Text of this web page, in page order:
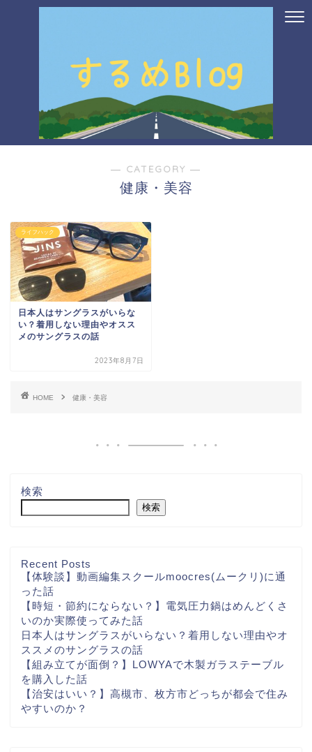
― CATEGORY ―
健康・美容
ライフハック
日本人はサングラスがいらな
い？着用しない理由やオスス
メのサングラスの話
2023年8月7日
HOME 健康・美容
検索
検索
Recent Posts
【体験談】動画編集スクールmoocres(ムークリ)に通
った話
【時短・節約にならない？】電気圧力鍋はめんどくさ
いのか実際使ってみた話
日本人はサングラスがいらない？着用しない理由やオ
ススメのサングラスの話
【組み立てが面倒？】LOWYAで木製ガラステーブル
を購入した話
【治安はいい？】高槻市、枚方市どっちが都会で住み
やすいのか？